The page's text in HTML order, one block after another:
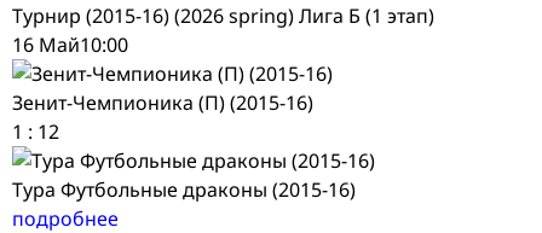
Турнир (2015-16) (2026 spring) Лига Б (1 этап)
16 Май10:00
Зенит-Чемпионика (П) (2015-16)
1 : 12
Тура Футбольные драконы (2015-16)
подробнее